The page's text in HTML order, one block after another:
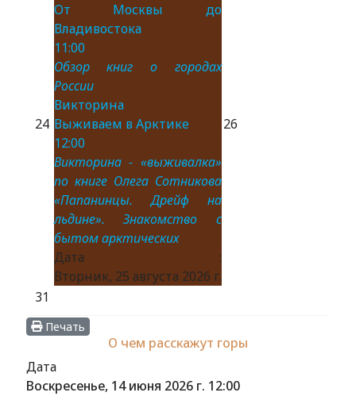
24
От Москвы до
Владивостока
11:00
Обзор книг о городах
России
Викторина
Выживаем в Арктике
12:00
Викторина - «выживалка»
по книге Олега Сотникова
«Папанинцы. Дрейф на
льдине». Знакомство с
бытом арктических
Дата :
Вторник, 25 августа 2026 г.
26
31
Печать
О чем расскажут горы
Дата
Воскресенье, 14 июня 2026 г. 12:00